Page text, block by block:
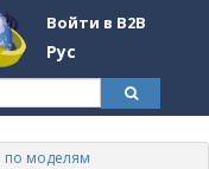
Войти в B2B
Рус
по моделям